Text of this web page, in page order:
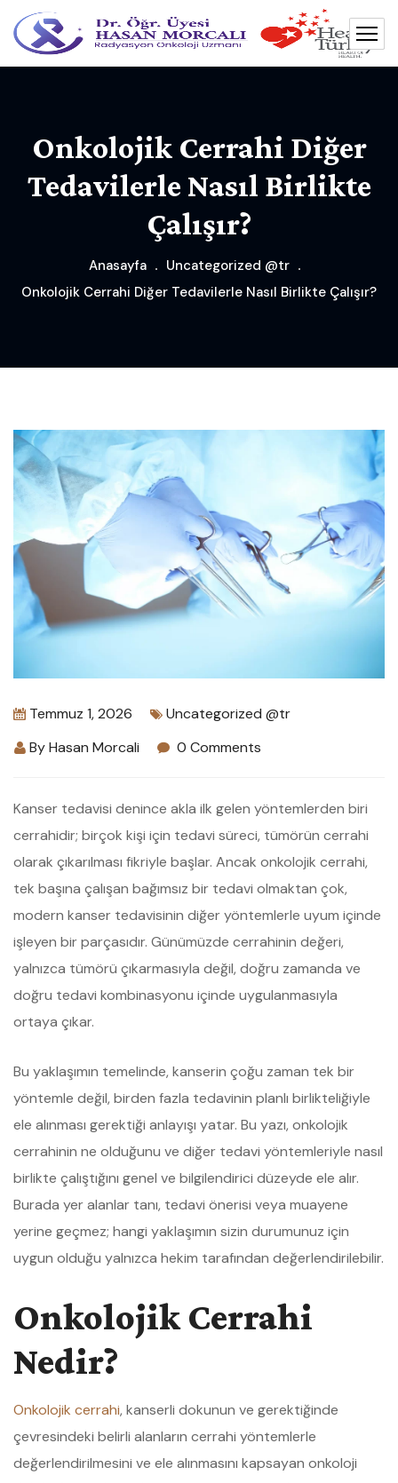
Onkolojik Cerrahi Diğer
Tedavilerle Nasıl Birlikte
Çalışır?
Anasayfa
Uncategorized @tr
Onkolojik Cerrahi Diğer Tedavilerle Nasıl Birlikte Çalışır?
Temmuz 1, 2026
Uncategorized @tr
ByHasan Morcali 0 Comments
Kanser tedavisi denince akla ilk gelen yöntemlerden biri
cerrahidir; birçok kişi için tedavi süreci, tümörün cerrahi
olarak çıkarılması fikriyle başlar. Ancak onkolojik cerrahi,
tek başına çalışan bağımsız bir tedavi olmaktan çok,
modern kanser tedavisinin diğer yöntemlerle uyum içinde
işleyen bir parçasıdır. Günümüzde cerrahinin değeri,
yalnızca tümörü çıkarmasıyla değil, doğru zamanda ve
doğru tedavi kombinasyonu içinde uygulanmasıyla
ortaya çıkar.
Bu yaklaşımın temelinde, kanserin çoğu zaman tek bir
yöntemle değil, birden fazla tedavinin planlı birlikteliğiyle
ele alınması gerektiği anlayışı yatar. Bu yazı, onkolojik
cerrahinin ne olduğunu ve diğer tedavi yöntemleriyle nasıl
birlikte çalıştığını genel ve bilgilendirici düzeyde ele alır.
Burada yer alanlar tanı, tedavi önerisi veya muayene
yerine geçmez; hangi yaklaşımın sizin durumunuz için
uygun olduğu yalnızca hekim tarafından değerlendirilebilir.
Onkolojik Cerrahi
Nedir?
Onkolojik cerrahi, kanserli dokunun ve gerektiğinde
çevresindeki belirli alanların cerrahi yöntemlerle
değerlendirilmesini ve ele alınmasını kapsayan onkoloji